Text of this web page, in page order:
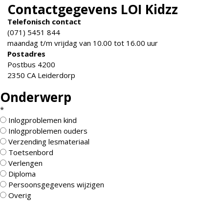
Contactgegevens LOI Kidzz
Telefonisch contact
(071) 5451 844
maandag t/m vrijdag van 10.00 tot 16.00 uur
Postadres
Postbus 4200
2350 CA Leiderdorp
Onderwerp
*
Inlogproblemen kind
Inlogproblemen ouders
Verzending lesmateriaal
Toetsenbord
Verlengen
Diploma
Persoonsgegevens wijzigen
Overig